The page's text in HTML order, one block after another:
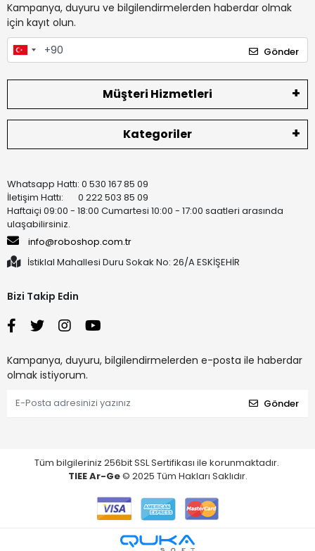
Kampanya, duyuru ve bilgilendirmelerden haberdar olmak
için kayıt olun.
Gönder
Müşteri Hizmetleri
Kategoriler
Whatsapp Hattı: 0 530 167 85 09
İletişim Hattı: 0 222 503 85 09
Haftaiçi 09:00 - 18:00 Cumartesi 10:00 - 17:00 saatleri arasında
ulaşabilirsiniz.
info@roboshop.com.tr
İstiklal Mahallesi Duru Sokak No: 26/A ESKİŞEHİR
Bizi Takip Edin
Kampanya, duyuru, bilgilendirmelerden e-posta ile haberdar
olmak istiyorum.
Gönder
Tüm bilgileriniz 256bit SSL Sertifikası ile korunmaktadır.
TIEE Ar-Ge© 2025 Tüm Hakları Saklıdır.